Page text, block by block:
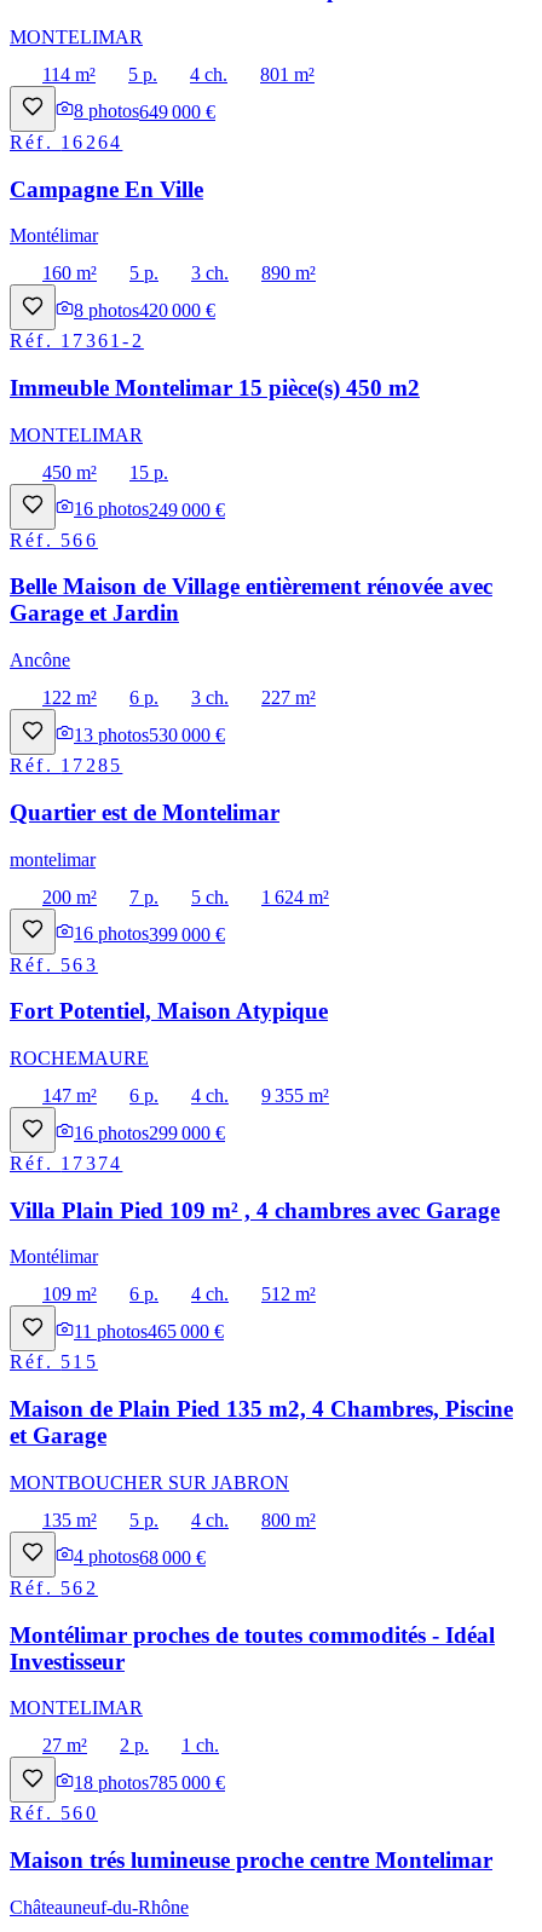
MONTELIMAR
114 m²
5 p. 4 ch.
801 m²
8 photos649 000 €
Réf. 16264
Campagne En Ville
Montélimar
160 m²
5 p. 3 ch.
890 m²
8 photos420 000 €
Réf. 17361-2
Immeuble Montelimar 15 pièce(s) 450 m2
MONTELIMAR
450 m²
15 p.
16 photos249 000 €
Réf. 566
Belle Maison de Village entièrement rénovée avec
Garage et Jardin
Ancône
122 m²
6 p. 3 ch.
227 m²
13 photos530 000 €
Réf. 17285
Quartier est de Montelimar
montelimar
200 m²
7 p. 5 ch.
1 624 m²
16 photos399 000 €
Réf. 563
Fort Potentiel, Maison Atypique
ROCHEMAURE
147 m²
6 p. 4 ch.
9 355 m²
16 photos299 000 €
Réf. 17374
Villa Plain Pied 109 m² , 4 chambres avec Garage
Montélimar
109 m²
6 p. 4 ch.
512 m²
11 photos465 000 €
Réf. 515
Maison de Plain Pied 135 m2, 4 Chambres, Piscine
et Garage
MONTBOUCHER SUR JABRON
135 m²
5 p. 4 ch.
800 m²
4 photos68 000 €
Réf. 562
Montélimar proches de toutes commodités - Idéal
Investisseur
MONTELIMAR
27 m²
2 p.
1 ch.
18 photos785 000 €
Réf. 560
Maison trés lumineuse proche centre Montelimar
Châteauneuf-du-Rhône